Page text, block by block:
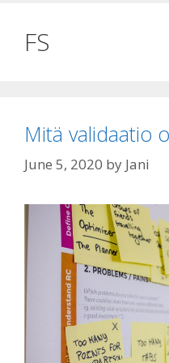
FS
Mitä validaatio
June 5, 2020 by Jani